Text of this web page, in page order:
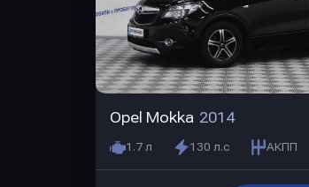
Opel Mokka 2014
1.7 л 130 л.с АКПП